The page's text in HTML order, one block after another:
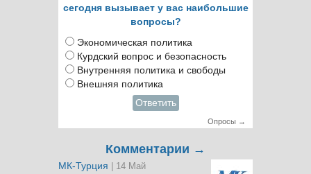
сегодня вызывает у вас наибольшие
вопросы?
Экономическая политика
Курдский вопрос и безопасность
Внутренняя политика и свободы
Внешняя политика
Ответить
Опросы →
Комментарии →
МК-Турция | 14 Май